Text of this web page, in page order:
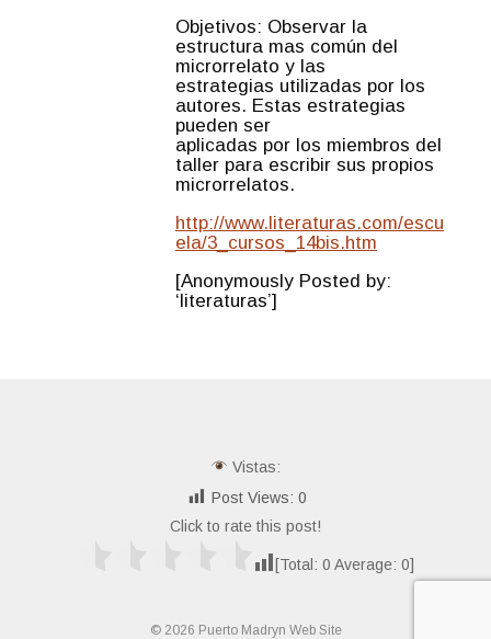
Objetivos: Observar la
estructura mas común del
microrrelato y las
estrategias utilizadas por los
autores. Estas estrategias
pueden ser
aplicadas por los miembros del
taller para escribir sus propios
microrrelatos.
http://www.literaturas.com/escu
ela/3_cursos_14bis.htm
[Anonymously Posted by:
‘literaturas’]
Vistas:
Post Views: 0
Click to rate this post!
[Total: 0 Average: 0]
© 2026 Puerto Madryn Web Site